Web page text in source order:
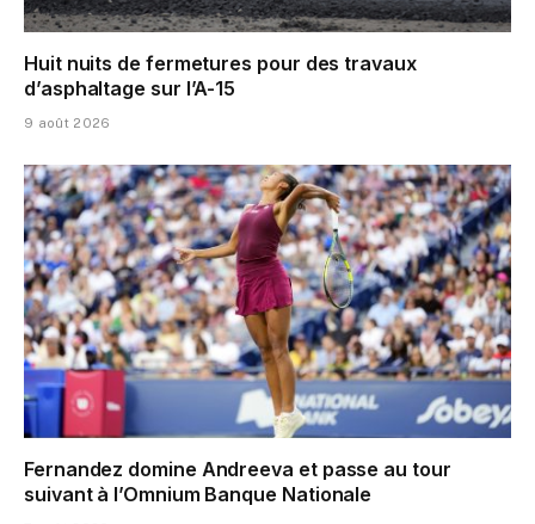
Huit nuits de fermetures pour des travaux
d’asphaltage sur l’A-15
9 août 2026
Fernandez domine Andreeva et passe au tour
suivant à l’Omnium Banque Nationale